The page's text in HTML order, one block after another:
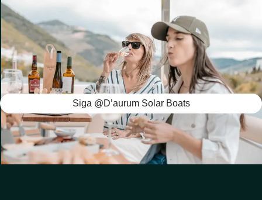
Siga @D’aurum Solar Boats